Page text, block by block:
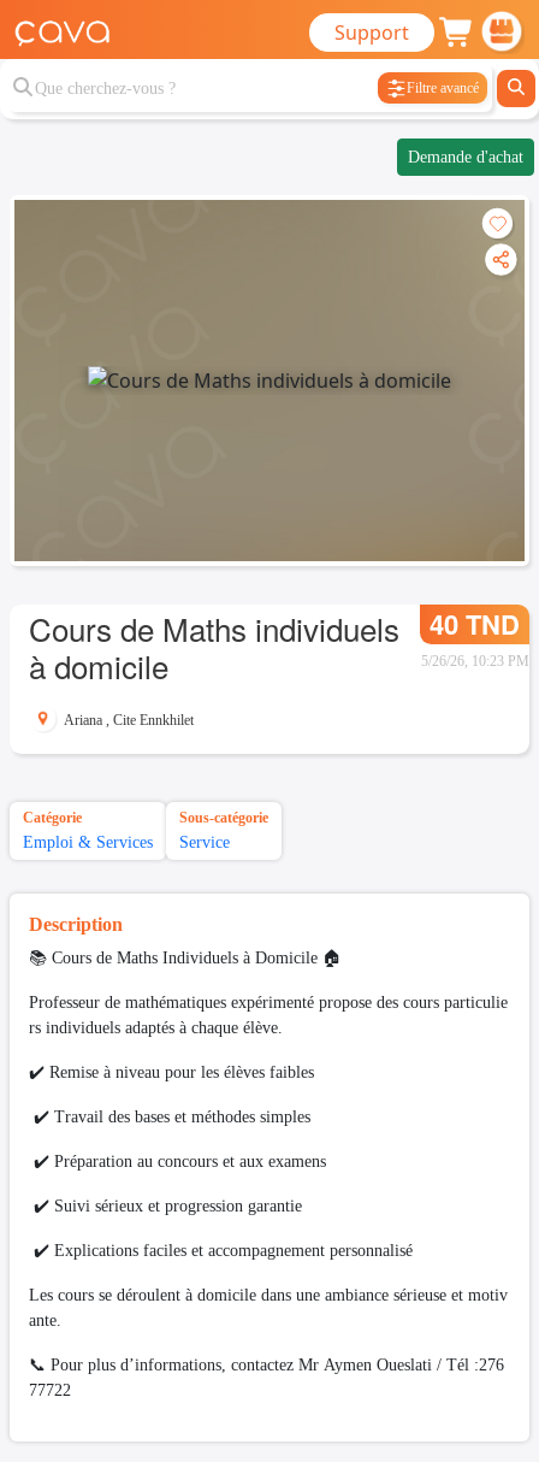
Support
Filtre avancé
Demande d'achat
Cours de Maths individuels
à domicile
40 TND
5/26/26, 10:23 PM
Ariana , Cite Ennkhilet
Catégorie
Emploi & Services
Sous-catégorie
Service
Description
📚 Cours de Maths Individuels à Domicile 🏠
Professeur de mathématiques expérimenté propose des cours particulie
rs individuels adaptés à chaque élève.
✔️ Remise à niveau pour les élèves faibles
✔️ Travail des bases et méthodes simples
✔️ Préparation au concours et aux examens
✔️ Suivi sérieux et progression garantie
✔️ Explications faciles et accompagnement personnalisé
Les cours se déroulent à domicile dans une ambiance sérieuse et motiv
ante.
📞 Pour plus d’informations, contactez Mr Aymen Oueslati / Tél :276
77722